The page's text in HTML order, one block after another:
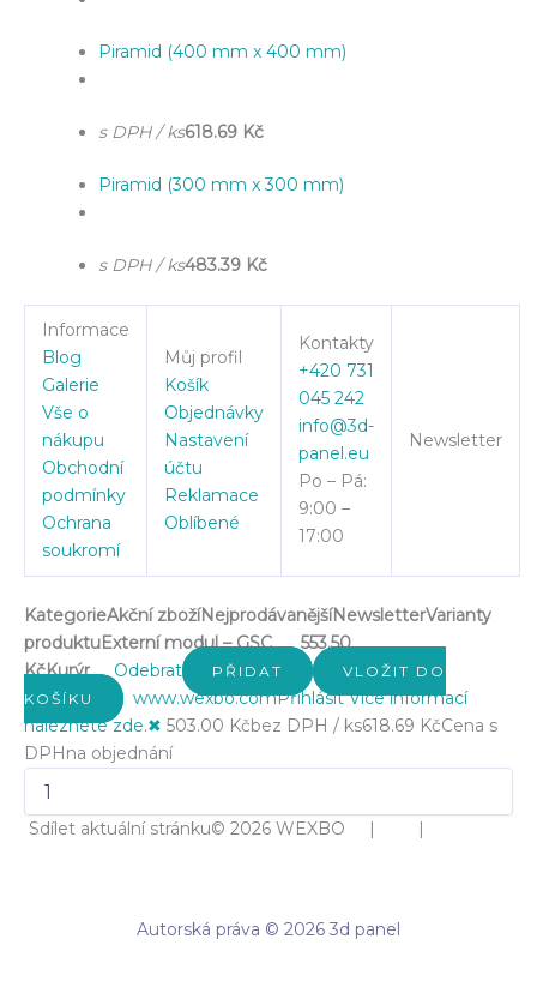
Piramid (400 mm x 400 mm)
s DPH / ks618.69 Kč
Piramid (300 mm x 300 mm)
s DPH / ks483.39 Kč
Informace
Blog
Galerie
Vše o
nákupu
Obchodní
podmínky
Ochrana
soukromí
Můj profil
Košík
Objednávky
Nastavení
účtu
Reklamace
Oblíbené
Kontakty
+420 731
045 242
info@3d-
panel.eu
Po – Pá:
9:00 –
17:00
Newsletter
KategorieAkční zbožíNejprodávanějšíNewsletterVarianty
produktuExterní modul – GSC
553.50
KčKurýr Odebrat PŘIDAT
VLOŽIT DO
KOŠÍKU
www.wexbo.comPřihlásit Více informací
naleznete zde.✖ 503.00 Kčbez DPH / ks618.69 KčCena s
DPH na objednání
Sdílet aktuální stránku© 2026 WEXBO | |
Autorská práva © 2026 3d panel